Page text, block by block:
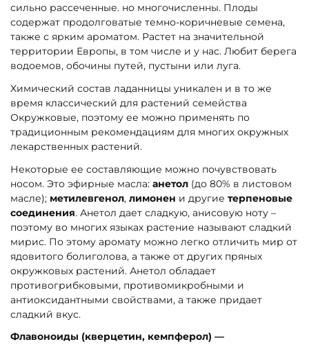
сильно рассеченные. но многочисленны. Плоды
содержат продолговатые темно-коричневые семена,
также с ярким ароматом. Растет на значительной
территории Европы, в том числе и у нас. Любит берега
водоемов, обочины путей, пустыни или луга.
Химический состав ладанницы уникален и в то же
время классический для растений семейства
Окружковые, поэтому ее можно применять по
традиционным рекомендациям для многих окружных
лекарственных растений.
Некоторые ее составляющие можно почувствовать
носом. Это эфирные масла: анетол (до 80% в листовом
масле); метилевгенол, лимонен и другие терпеновые
соединения. Анетол дает сладкую, анисовую ноту –
поэтому во многих языках растение называют сладкий
мирис. По этому аромату можно легко отличить мир от
ядовитого болиголова, а также от других пряных
окружковых растений. Анетол обладает
противогрибковыми, противомикробными и
антиоксидантными свойствами, а также придает
сладкий вкус.
Флавоноиды (кверцетин, кемпферол) —